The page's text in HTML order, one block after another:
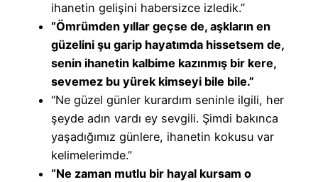
ihanetin gelişini habersizce izledik.”
“Ömrümden yıllar geçse de, aşkların en
güzelini şu garip hayatımda hissetsem de,
senin ihanetin kalbime kazınmış bir kere,
sevemez bu yürek kimseyi bile bile.”
“Ne güzel günler kurardım seninle ilgili, her
şeyde adın vardı ey sevgili. Şimdi bakınca
yaşadığımız günlere, ihanetin kokusu var
kelimelerimde.”
“Ne zaman mutlu bir hayal kursam o